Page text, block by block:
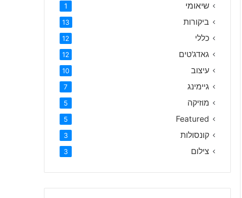
שיאומי 1
ביקורות 13
כללי 12
גאדג'טים 12
עיצוב 10
גיימינג 7
מוזיקה 5
Featured
5
קונסולות 3
צילום 3